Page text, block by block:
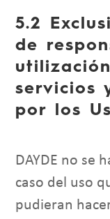
5.2
de
servicios
por los
DAYDE no se
caso del uso
pudieran